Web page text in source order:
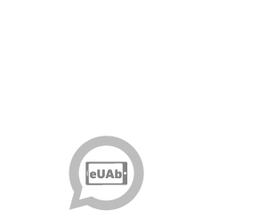
Documentação